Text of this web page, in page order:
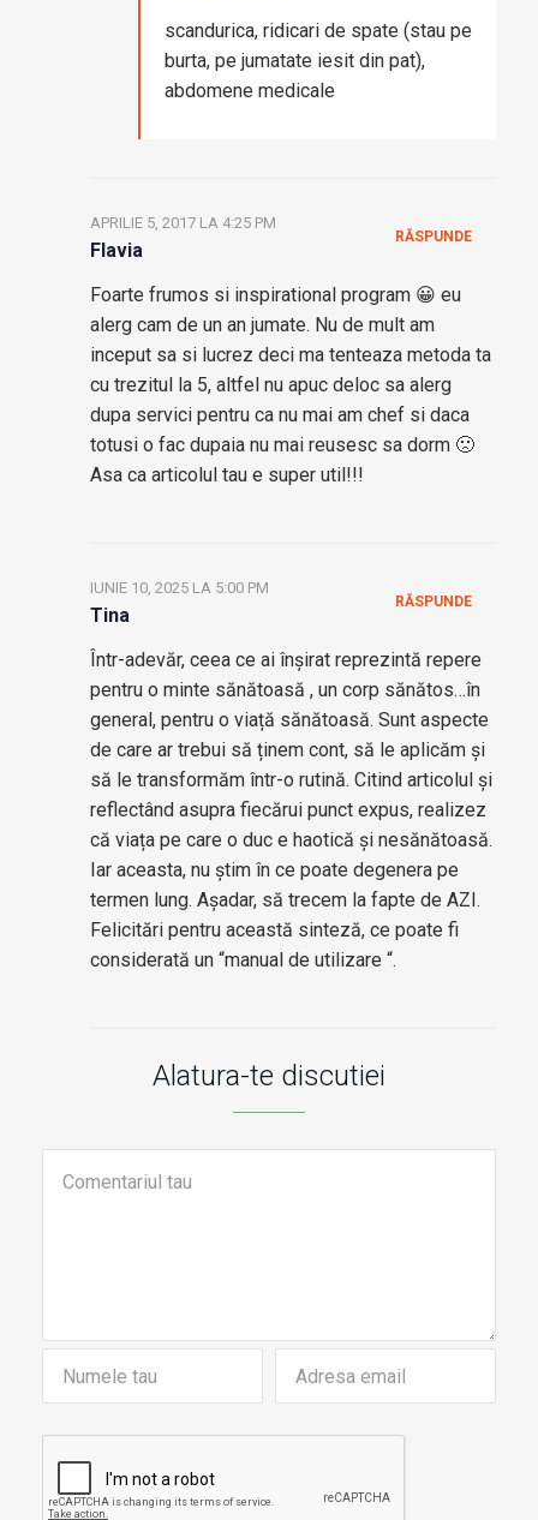
scandurica, ridicari de spate (stau pe
burta, pe jumatate iesit din pat),
abdomene medicale
Flavia
APRILIE 5, 2017 LA 4:25 PM
Foarte frumos si inspirational program 😀 eu
alerg cam de un an jumate. Nu de mult am
inceput sa si lucrez deci ma tenteaza metoda ta
cu trezitul la 5, altfel nu apuc deloc sa alerg
dupa servici pentru ca nu mai am chef si daca
totusi o fac dupaia nu mai reusesc sa dorm 🙁
Asa ca articolul tau e super util!!!
RĂSPUNDE
Tina
IUNIE 10, 2025 LA 5:00 PM
Într-adevăr, ceea ce ai înșirat reprezintă repere
pentru o minte sănătoasă , un corp sănătos…în
general, pentru o viață sănătoasă. Sunt aspecte
de care ar trebui să ținem cont, să le aplicăm și
să le transformăm într-o rutină. Citind articolul și
reflectând asupra fiecărui punct expus, realizez
că viața pe care o duc e haotică și nesănătoasă.
Iar aceasta, nu știm în ce poate degenera pe
termen lung. Așadar, să trecem la fapte de AZI.
Felicitări pentru această sinteză, ce poate fi
considerată un “manual de utilizare “.
RĂSPUNDE
Alatura-te discutiei